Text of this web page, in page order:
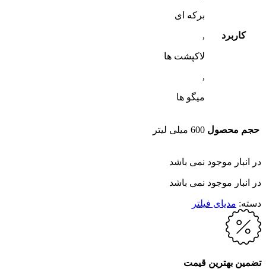
کاربرد
برکه ای
,
لاکپشت ها
,
میگو ها
حجم محصول 600 میلی لیتر
در انبار موجود نمی باشد
در انبار موجود نمی باشد
دسته: مدیای فیلتر
تضمین بهترین قیمت